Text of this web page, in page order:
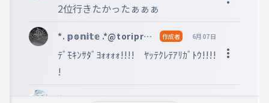
ON@Blitz
2位行きたかったぁぁぁ
*. 𝕡𝕠𝕟𝕚𝕥𝕖 .*@toriproZ
β@Limitles
作成者 6月07日
ﾃﾞﾓｷﾝｻﾀﾞﾖｫｫｫｫ!!!!　ﾔｯﾃｸﾚﾃｱﾘｶﾞﾄｳ!!!!
!
かるぺでぃえむ 죽음을잊는일